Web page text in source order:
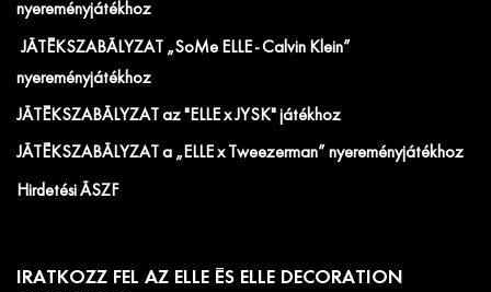
nyereményjátékhoz
JÁTÉKSZABÁLYZAT „SoMe ELLE - Calvin Klein”
nyereményjátékhoz
JÁTÉKSZABÁLYZAT az "ELLE x JYSK" játékhoz
JÁTÉKSZABÁLYZAT a „ELLE x Tweezerman” nyereményjátékhoz
Hirdetési ÁSZF
IRATKOZZ FEL AZ ELLE ÉS ELLE DECORATION